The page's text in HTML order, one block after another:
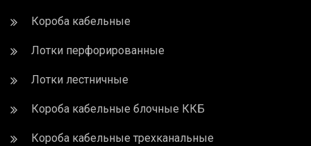
Короба кабельные
Лотки перфорированные
Лотки лестничные
Короба кабельные блочные ККБ
Короба кабельные трехканальные